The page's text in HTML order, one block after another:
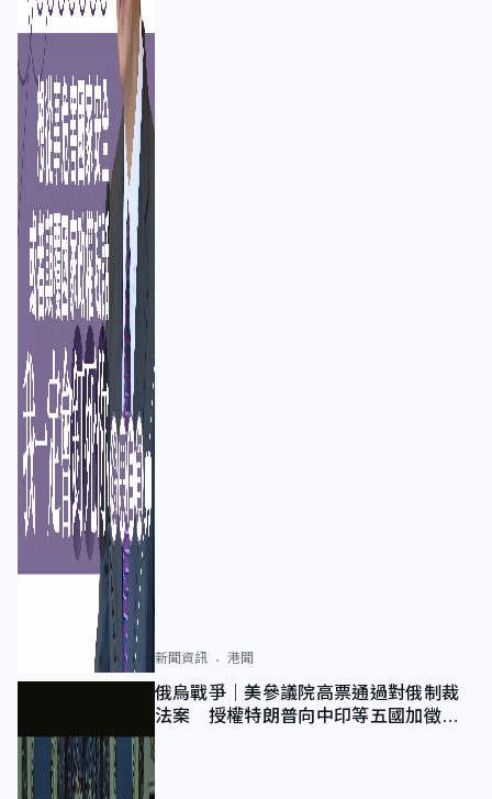
新聞資訊 港聞
俄烏戰爭｜美參議院高票通過對俄制裁
法案 授權特朗普向中印等五國加徵
100%關稅